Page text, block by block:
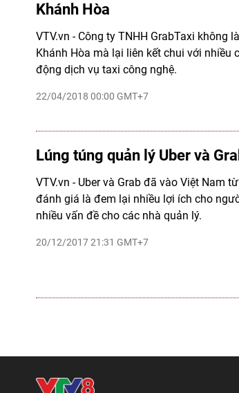
Khánh Hòa
22/04/2018 00:00 GMT+7
VTV.vn - Công ty TNHH GrabTaxi không
Khánh Hòa mà lại liên kết chui với nhiều
động dịch vụ taxi công nghệ.
Lúng túng quản lý Uber và
20/12/2017 21:31 GMT+7
VTV.vn - Uber và Grab đã vào Việt Nam
đánh giá là đem lại nhiều lợi ích cho
nhiều vấn đề cho các nhà quản lý.